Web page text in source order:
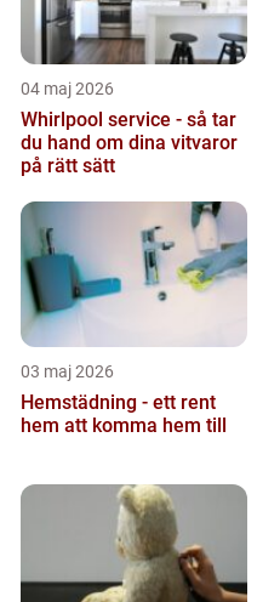
04 maj 2026
Whirlpool service - så tar
du hand om dina vitvaror
på rätt sätt
03 maj 2026
Hemstädning - ett rent
hem att komma hem till